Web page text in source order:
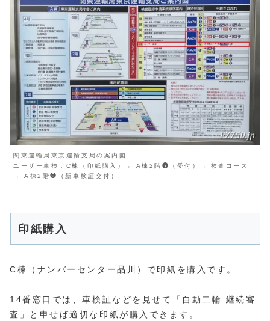
関東運輸局東京運輸支局の案内図
ユーザー車検：C棟（印紙購入）→ A棟2階❼（受付）→ 検査コース
→ A棟2階❻（新車検証交付）
印紙購入
C棟（ナンバーセンター品川）で印紙を購入です。
14番窓口では、車検証などを見せて「自動二輪 継続審
査」と申せば適切な印紙が購入できます。